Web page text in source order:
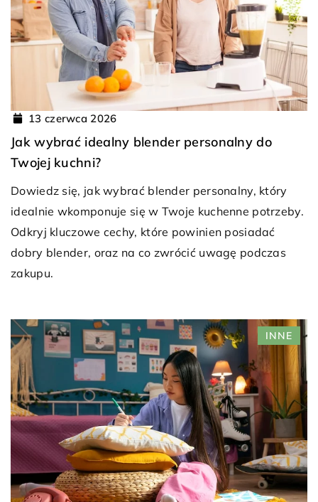
13 czerwca 2026
Jak wybrać idealny blender personalny do
Twojej kuchni?
Dowiedz się, jak wybrać blender personalny, który
idealnie wkomponuje się w Twoje kuchenne potrzeby.
Odkryj kluczowe cechy, które powinien posiadać
dobry blender, oraz na co zwrócić uwagę podczas
zakupu.
INNE